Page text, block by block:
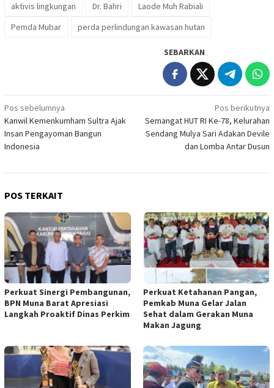
aktivis lingkungan Dr. Bahri
Laode Muh Rabiali
Pemda Mubar
perda perlindungan kawasan hutan
SEBARKAN
Navigasi
pos
Pos sebelumnya
Kanwil Kemenkumham Sultra Ajak
Insan Pengayoman Bangun
Indonesia
Pos berikutnya
Semangat HUT RI Ke-78, Kelurahan
Sendang Mulya Sari Adakan Devile
dan Lomba Antar Dusun
POS TERKAIT
Perkuat Sinergi Pembangunan,
BPN Muna Barat Apresiasi
Langkah Proaktif Dinas Perkim
Perkuat Ketahanan Pangan,
Pemkab Muna Gelar Jalan
Sehat dalam Gerakan Muna
Makan Jagung